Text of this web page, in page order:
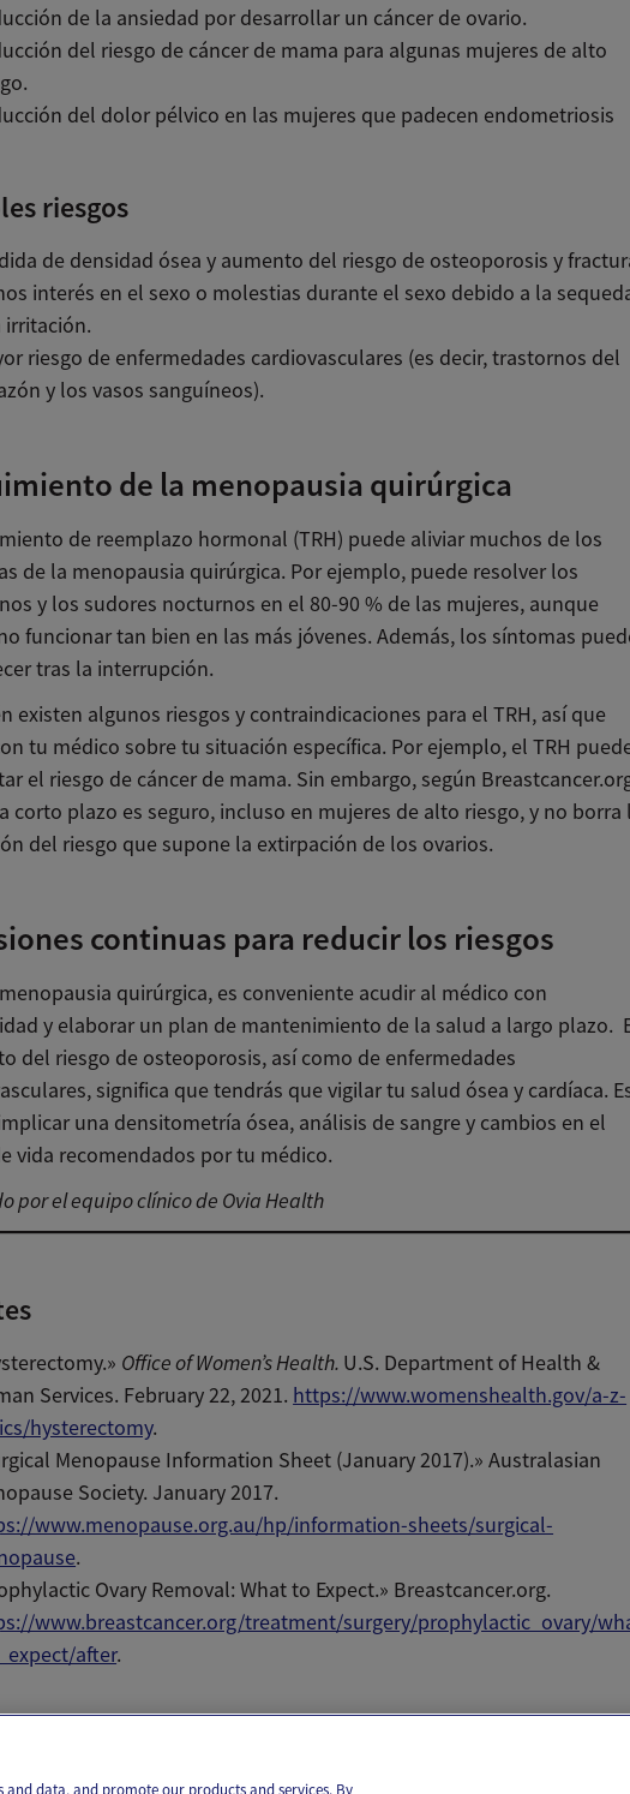
de la ansiedad por desarrollar un cáncer de ovario.
del riesgo de cáncer de mama para algunas mujeres de alto
del dolor pélvico en las mujeres que padecen endometriosis
riesgos
de densidad ósea y aumento del riesgo de osteoporosis y
interés en el sexo o molestias durante el sexo debido a la
irritación.
riesgo de enfermedades cardiovasculares (es decir, trastornos del
y los vasos sanguíneos).
de la menopausia quirúrgica
de reemplazo hormonal (TRH) puede aliviar muchos de los
de la menopausia quirúrgica. Por ejemplo, puede resolver los
y los sudores nocturnos en el 80-90 % de las mujeres, aunque
funcionar tan bien en las más jóvenes. Además, los síntomas
tras la interrupción.
existen algunos riesgos y contraindicaciones para el TRH, así que
tu médico sobre tu situación específica. Por ejemplo, el TRH
el riesgo de cáncer de mama. Sin embargo, según
corto plazo es seguro, incluso en mujeres de alto riesgo, y no borra
del riesgo que supone la extirpación de los ovarios.
continuas para reducir los riesgos
quirúrgica, es conveniente acudir al médico con
y elaborar un plan de mantenimiento de la salud a largo plazo.
del riesgo de osteoporosis, así como de enfermedades
significa que tendrás que vigilar tu salud ósea y cardíaca.
una densitometría ósea, análisis de sangre y cambios en el
vida recomendados por tu médico.
por el equipo clínico de Ovia Health
Office of Women’s Health. U.S. Department of Health &
Services. February 22, 2021. https://www.womenshealth.gov/a-z-
hysterectomy.
Menopause Information Sheet (January 2017).» Australasian
Society. January 2017.
www.menopause.org.au/hp/information-sheets/surgical-
.
Ovary Removal: What to Expect.» Breastcancer.org.
www.breastcancer.org/treatment/surgery/prophylactic_ovary/
after.
and data, and promote our products and services. By